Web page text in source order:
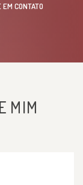
CONTATO
MIM